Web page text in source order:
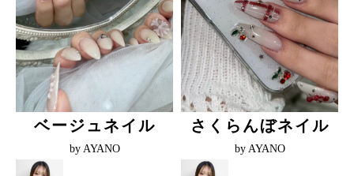
ベージュネイル
by AYANO
さくらんぼネイル
by AYANO